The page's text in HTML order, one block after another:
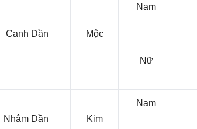
Canh Dần Mộc
Nam
Nữ
Nhâm Dần Kim
Nam